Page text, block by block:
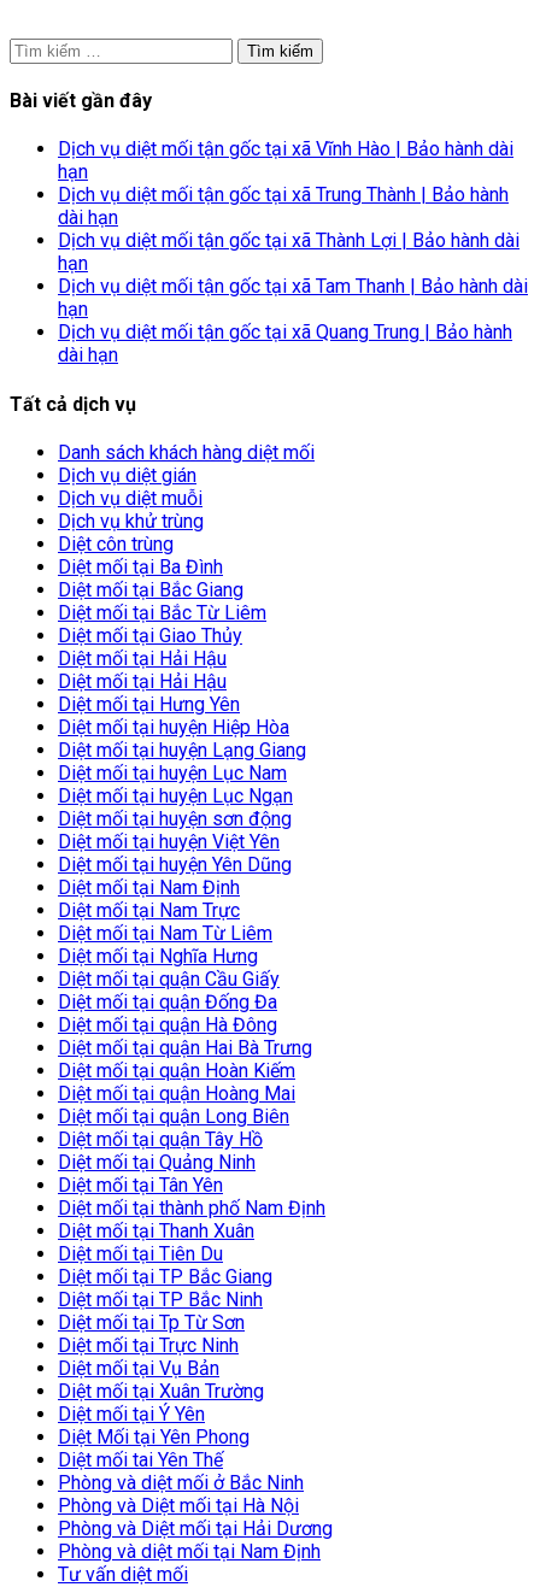
Tìm
kiếm
cho:
Bài viết gần đây
Dịch vụ diệt mối tận gốc tại xã Vĩnh Hào | Bảo hành dài
hạn
Dịch vụ diệt mối tận gốc tại xã Trung Thành | Bảo hành
dài hạn
Dịch vụ diệt mối tận gốc tại xã Thành Lợi | Bảo hành dài
hạn
Dịch vụ diệt mối tận gốc tại xã Tam Thanh | Bảo hành dài
hạn
Dịch vụ diệt mối tận gốc tại xã Quang Trung | Bảo hành
dài hạn
Tất cả dịch vụ
Danh sách khách hàng diệt mối
Dịch vụ diệt gián
Dịch vụ diệt muỗi
Dịch vụ khử trùng
Diệt côn trùng
Diệt mối tại Ba Đình
Diệt mối tại Bắc Giang
Diệt mối tại Bắc Từ Liêm
Diệt mối tại Giao Thủy
Diệt mối tại Hải Hậu
Diệt mối tại Hải Hậu
Diệt mối tại Hưng Yên
Diệt mối tại huyện Hiệp Hòa
Diệt mối tại huyện Lạng Giang
Diệt mối tại huyện Lục Nam
Diệt mối tại huyện Lục Ngạn
Diệt mối tại huyện sơn động
Diệt mối tại huyện Việt Yên
Diệt mối tại huyện Yên Dũng
Diệt mối tại Nam Định
Diệt mối tại Nam Trực
Diệt mối tại Nam Từ Liêm
Diệt mối tại Nghĩa Hưng
Diệt mối tại quận Cầu Giấy
Diệt mối tại quận Đống Đa
Diệt mối tại quận Hà Đông
Diệt mối tại quận Hai Bà Trưng
Diệt mối tại quận Hoàn Kiếm
Diệt mối tại quận Hoàng Mai
Diệt mối tại quận Long Biên
Diệt mối tại quận Tây Hồ
Diệt mối tại Quảng Ninh
Diệt mối tại Tân Yên
Diệt mối tại thành phố Nam Định
Diệt mối tại Thanh Xuân
Diệt mối tại Tiên Du
Diệt mối tại TP Bắc Giang
Diệt mối tại TP Bắc Ninh
Diệt mối tại Tp Từ Sơn
Diệt mối tại Trực Ninh
Diệt mối tại Vụ Bản
Diệt mối tại Xuân Trường
Diệt mối tại Ý Yên
Diệt Mối tại Yên Phong
Diệt mối tai Yên Thế
Phòng và diệt mối ở Bắc Ninh
Phòng và Diệt mối tại Hà Nội
Phòng và Diệt mối tại Hải Dương
Phòng và diệt mối tại Nam Định
Tư vấn diệt mối